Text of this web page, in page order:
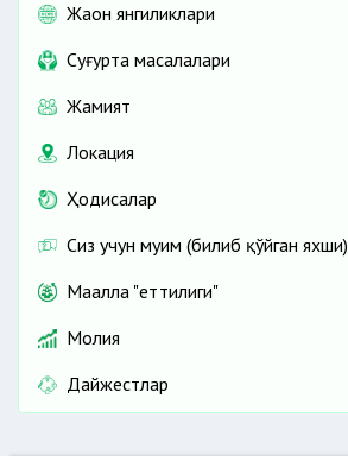
Жаҳон янгиликлари
Cуғурта масалалари
Жамият
Локация
Ҳодисалар
Сиз учун муҳим (билиб қўйган яхши)
Маҳалла "еттилиги"
Молия
Дайжестлар